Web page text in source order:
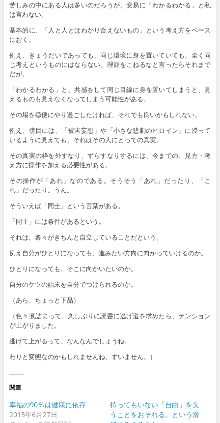
苦しみの中にある人は多いのだろうが、安易に「わかるわかる」と私
は言わない。
基本的に、「人と人とはわかり合えないもの」という考え方をベース
におく。
例え、きょうだいであっても、同じ環境に身を置いていても、全く同
じ考えというものにはならない。理屈をこねるなと言ったらそれまで
だが。
「わかるわかる」と、共感をして同じ目線に身を置いてしまうと、見
えるものも見えなくなってしまう可能性がある。
その場を穏便にやり過ごしたければ、それでも良いかもしれない。
例え、傍目には、「被害妄想」や「小さな悲劇のヒロイン」に浸って
いるように見えても、それはその人にとっての真実。
その真実の枠を外すなり、ずらすなりするには、今までの、見方・考
え方に操作を加える必要性がある。
その操作が「あれ」なのである。そうそう「あれ」だったり、「こ
れ」だったり。うん。
そういえば「同士」という言葉がある。
「同士」には条件があるという。
それは、各々がきちんと自立していることだという。
例え自分がひとりになっても、進みたい方向に向かっていけるのか。
ひとりになっても、そこに向かいたいのか。
自分のケツの始末を自分でつけられるのか。
（あら、ちょっと下品）
（色々煮詰まって、久しぶりに読書に逃げ道を求めたら、テンション
が上がりました。
逃げて上がるって、なんなんでしょうね。
わりと変態なのかもしれませんね。すいません。）
関連
幸福の90％は健康に依存
2015年6月27日
持ってもいない「自由」を失
うことをおそれる。という滑